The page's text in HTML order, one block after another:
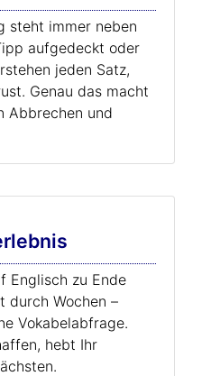
steht immer neben
aufgedeckt oder
jeden Satz,
Genau das macht
Abbrechen und
Englisch zu Ende
durch Wochen –
Vokabelabfrage.
hebt Ihr